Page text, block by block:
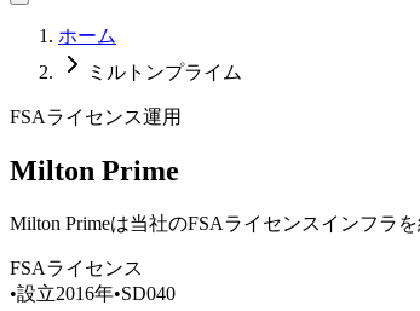
ホーム
ミルトンプライム
FSAライセンス運用
Milton Prime
Milton Primeは当社のFSAライセンスインフラ
FSAライセンス
•設立2016年•SD040